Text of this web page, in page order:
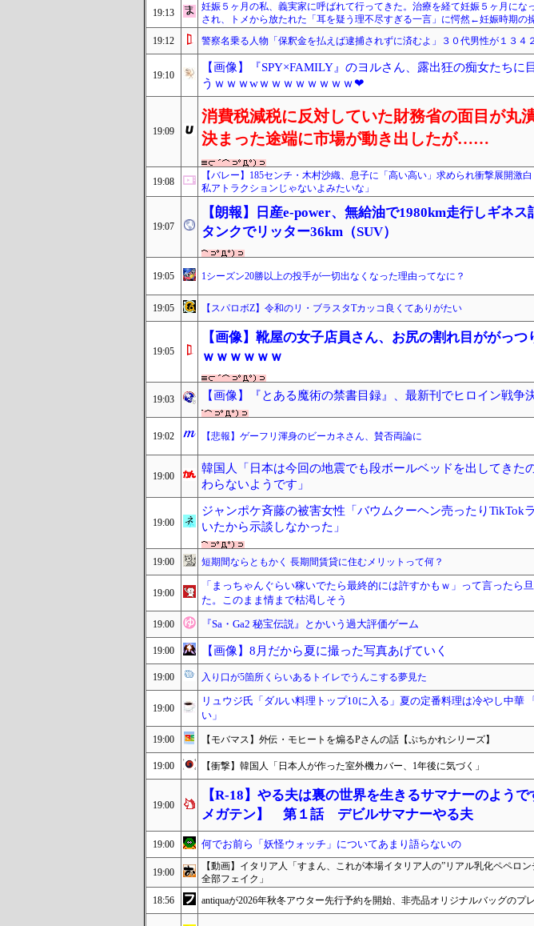
19:13
妊娠５ヶ月の私、義実家に呼ばれて行ってきた。治療を経て妊娠５ヶ月にな
され、トメから放たれた「耳を疑う理不尽すぎる一言」に愕然←妊娠時期の
19:12 警察名乗る人物「保釈金を払えば逮捕されずに済むよ」３０代男性が１３４
19:10
【画像】『SPY×FAMILY』のヨルさん、露出狂の痴女たちに
うｗｗｗwｗｗｗｗｗｗｗｗ❤
19:09
消費税減税に反対していた財務省の面目が丸
決まった途端に市場が動き出したが……
19:08
【バレー】185センチ・木村沙織、息子に「高い高い」求められ衝撃展開激
私アトラクションじゃないよみたいな」
19:07
【朗報】日産e-power、無給油で1980km走行しギネ
タンクでリッター36km（SUV）
19:05 1シーズン20勝以上の投手が一切出なくなった理由ってなに？
19:05 【スパロボZ】令和のリ・ブラスタTカッコ良くてありがたい
19:05
【画像】靴屋の女子店員さん、お尻の割れ目ががっつ
ｗｗｗｗｗｗ
19:03 【画像】『とある魔術の禁書目録』、最新刊でヒロイン戦争
19:02 【悲報】ゲーフリ渾身のビーカネさん、賛否両論に
19:00
韓国人「日本は今回の地震でも段ボールベッドを出してきた
わらないようです」
19:00
ジャンポケ斉藤の被害女性「バウムクーヘン売ったりTikTok
いたから示談しなかった」
19:00 短期間ならともかく 長期間賃貸に住むメリットって何？
19:00
「まっちゃんぐらい稼いでたら最終的には許すかもｗ」って言ったら
た。このまま情まで枯渇しそう
19:00 『Sa・Ga2 秘宝伝説』とかいう過大評価ゲーム
19:00 【画像】8月だから夏に撮った写真あげていく
19:00 入り口が5箇所くらいあるトイレでうんこする夢見た
19:00
リュウジ氏「ダルい料理トップ10に入る」夏の定番料理は冷やし中華
い」
19:00 【モバマス】外伝・モヒートを煽るPさんの話【ぷちかれシリーズ】
19:00 【衝撃】韓国人「日本人が作った室外機カバー、1年後に気づく」
19:00
【R-18】やる夫は裏の世界を生きるサマナーのよう
メガテン】 第１話 デビルサマナーやる夫
19:00 何でお前ら「妖怪ウォッチ」についてあまり語らないの
19:00
【動画】イタリア人「すまん、これが本場イタリア人の”リアル乳化ペペロ
全部フェイク」
18:56 antiquaが2026年秋冬アウター先行予約を開始、非売品オリジナルバッグのプ